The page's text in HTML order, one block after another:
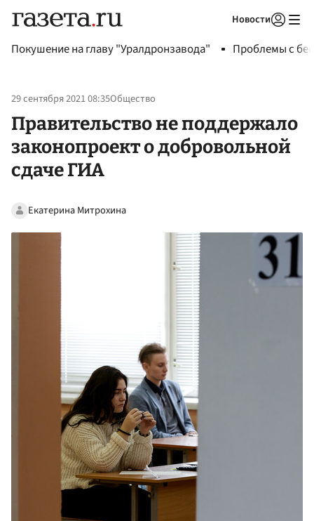
Новости
Покушение на главу "Уралдронзавода" Проблемы с
29 сентября 2021 08:35Общество
Правительство не поддержало
законопроект о добровольной
сдаче ГИА
Екатерина Митрохина